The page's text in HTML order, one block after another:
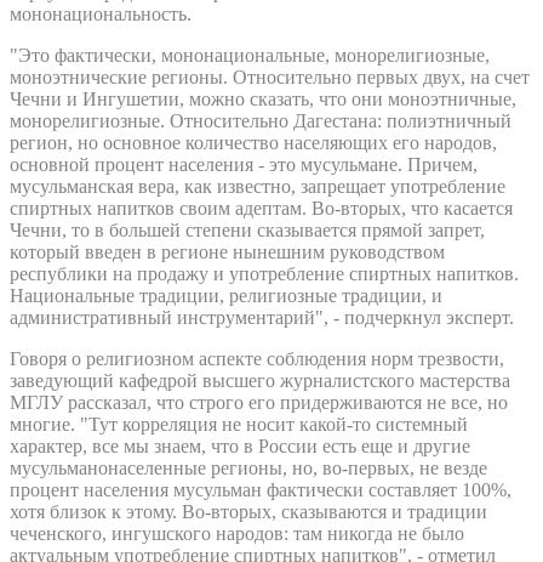
мононациональность.
"Это фактически, мононациональные, монорелигиозные,
моноэтнические регионы. Относительно первых двух, на счет
Чечни и Ингушетии, можно сказать, что они моноэтничные,
монорелигиозные. Относительно Дагестана: полиэтничный
регион, но основное количество населяющих его народов,
основной процент населения - это мусульмане. Причем,
мусульманская вера, как известно, запрещает употребление
спиртных напитков своим адептам. Во-вторых, что касается
Чечни, то в большей степени сказывается прямой запрет,
который введен в регионе нынешним руководством
республики на продажу и употребление спиртных напитков.
Национальные традиции, религиозные традиции, и
административный инструментарий", - подчеркнул эксперт.
Говоря о религиозном аспекте соблюдения норм трезвости,
заведующий кафедрой высшего журналистского мастерства
МГЛУ рассказал, что строго его придерживаются не все, но
многие. "Тут корреляция не носит какой-то системный
характер, все мы знаем, что в России есть еще и другие
мусульманонаселенные регионы, но, во-первых, не везде
процент населения мусульман фактически составляет 100%,
хотя близок к этому. Во-вторых, сказываются и традиции
чеченского, ингушского народов: там никогда не было
актуальным употребление спиртных напитков", - отметил